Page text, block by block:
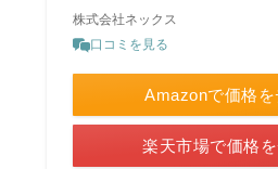
株式会社ネックス
口コミを見る
Amazonで価格を
楽天市場で価格